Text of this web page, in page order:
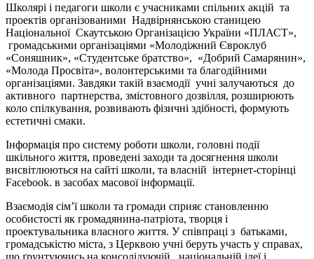
Школярі і педагоги школи є учасниками спільних акцій та
проектів організованими Надвірнянською станицею
Національної Скаутською Організацією України «ПЛАСТ»,
громадськими організаціями «Молодіжний Євроклуб
«Соняшник», «Студентське братство», «Добрий Самарянин»,
«Молода Просвіта», волонтерськими та благодійними
організаціями. Завдяки такій взаємодії учні залучаються до
активного партнерства, змістовного дозвілля, розширюють
коло спілкування, розвивають фізичні здібності, формують
естетичні смаки.
Інформація про систему роботи школи, головні події
шкільного життя, проведені заходи та досягнення школи
висвітлюються на сайті школи, та власній інтернет-сторінці
Facebook. в засобах масової інформації.
Взаємодія сім’ї школи та громади сприяє становленню
особистості як громадянина-патріота, творця і
проектувальника власного життя. У співпраці з батьками,
громадськістю міста, з Церквою учні беруть участь у справах,
що ґрунтуючись на консолідуючій, національній ідеї і